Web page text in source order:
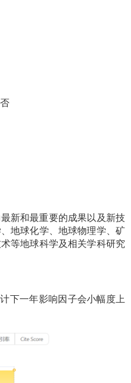
新和最重要的成果以及新技
地球化学、地球物理学、矿
等地球科学及相关学科研究
计下一年影响因子会小幅度上